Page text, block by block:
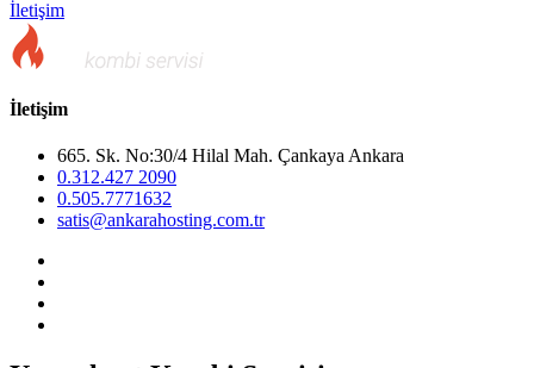
İletişim
İletişim
665. Sk. No:30/4 Hilal Mah. Çankaya Ankara
0.312.427 2090
0.505.7771632
satis@ankarahosting.com.tr